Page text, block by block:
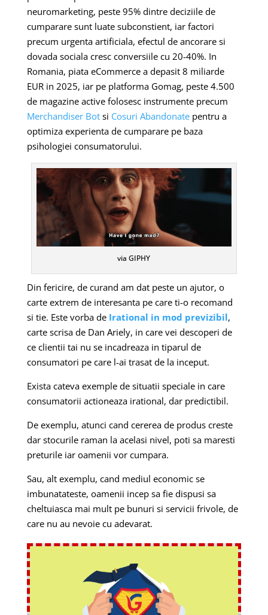
neuromarketing, peste 95% dintre deciziile de
cumparare sunt luate subconstient, iar factori
precum urgenta artificiala, efectul de ancorare si
dovada sociala cresc conversiile cu 20-40%. In
Romania, piata eCommerce a depasit 8 miliarde
EUR in 2025, iar pe platforma Gomag, peste 4.500
de magazine active folosesc instrumente precum
Merchandiser Botsi Cosuri Abandonatepentru a
optimiza experienta de cumparare pe baza
psihologiei consumatorului.
via GIPHY
Din fericire, de curand am dat peste un ajutor, o
carte extrem de interesanta pe care ti-o recomand
si tie. Este vorba de Irational in mod previzibil,
carte scrisa de Dan Ariely, in care vei descoperi de
ce clientii tai nu se incadreaza in tiparul de
consumatori pe care l-ai trasat de la inceput.
Exista cateva exemple de situatii speciale in care
consumatorii actioneaza irational, dar predictibil.
De exemplu, atunci cand cererea de produs creste
dar stocurile raman la acelasi nivel, poti sa maresti
preturile iar oamenii vor cumpara.
Sau, alt exemplu, cand mediul economic se
imbunatateste, oamenii incep sa fie dispusi sa
cheltuiasca mai mult pe bunuri si servicii frivole, de
care nu au nevoie cu adevarat.